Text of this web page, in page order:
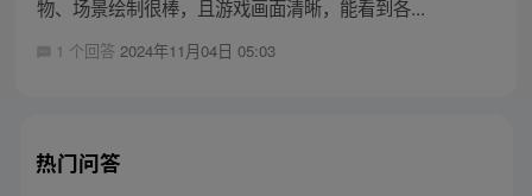
物、场景绘制很棒，且游戏画面清晰，能看到各...
1 个回答 2024年11月04日 05:03
热门问答